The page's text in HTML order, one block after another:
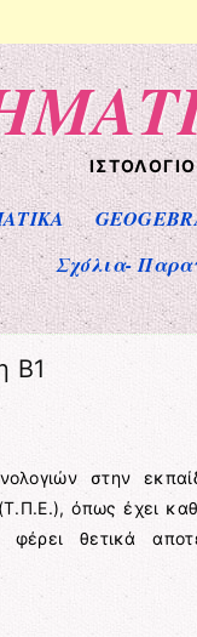
Σχόλια-
Β1
στην
όπως έχει
θετικά